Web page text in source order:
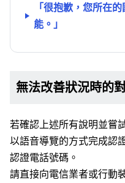
「很抱歉，您所在
能。」
無法改善狀況時的
若確認上述所有說明並嘗
以語音導覽的方式完成認
認證電話號碼。
請直接向電信業者或行動